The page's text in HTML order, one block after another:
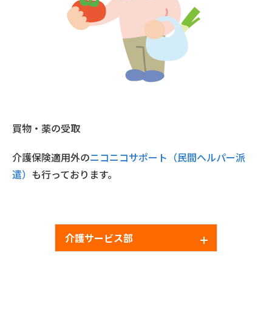
買物・薬の受取
介護保険適用外のニコニコサポート（民間ヘルパー派
遣） も行っております。
介護サービス部